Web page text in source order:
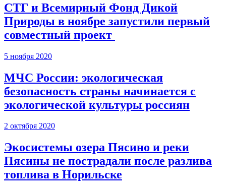
СТГ и Всемирный Фонд Дикой
Природы в ноябре запустили первый
совместный проект
5 ноября 2020
МЧС России: экологическая
безопасность страны начинается с
экологической культуры россиян
2 октября 2020
Экосистемы озера Пясино и реки
Пясины не пострадали после разлива
топлива в Норильске